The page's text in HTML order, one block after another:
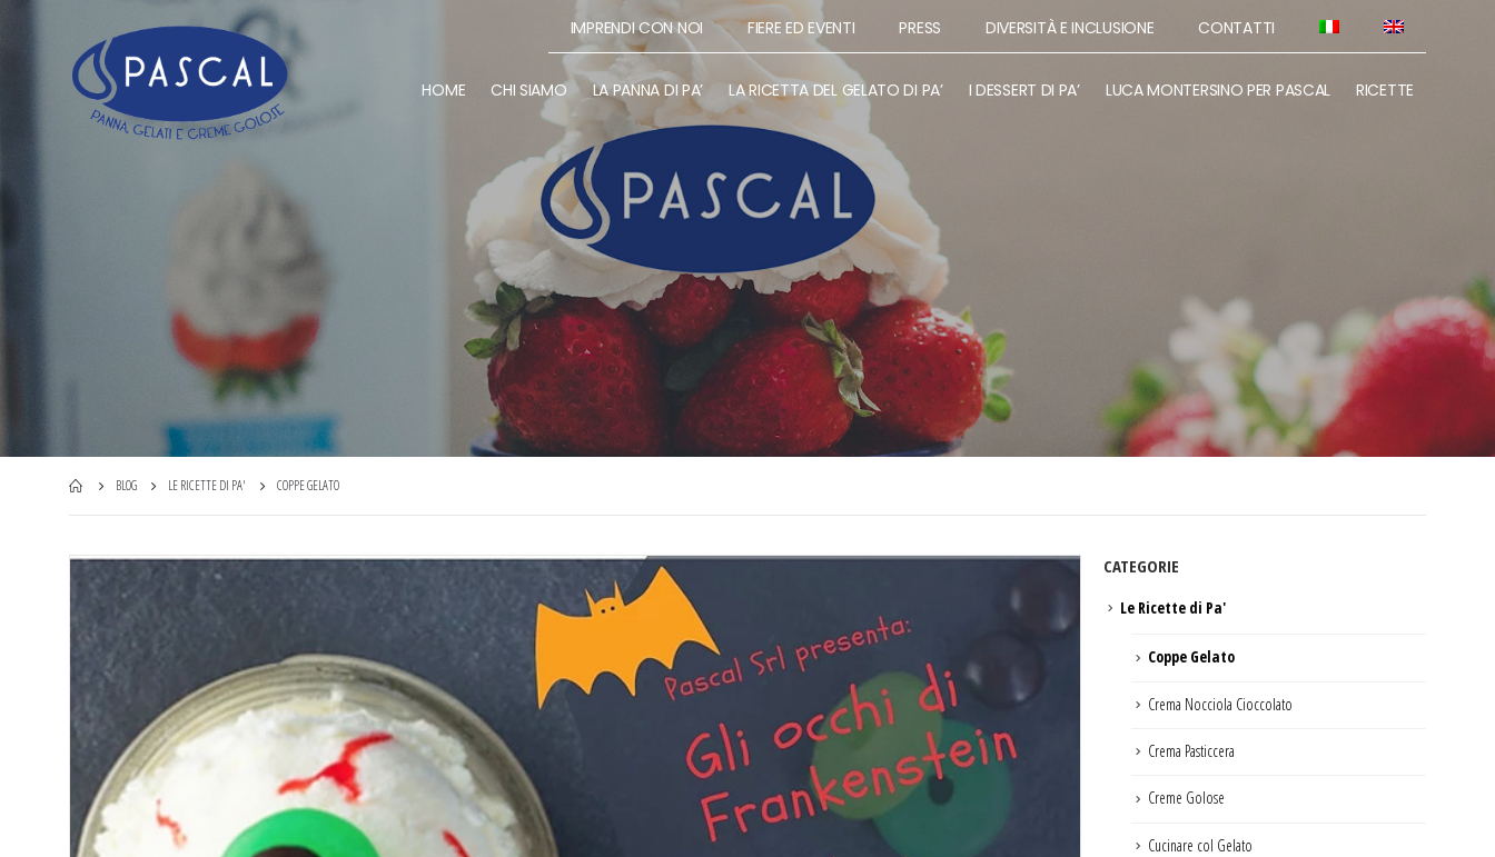
IMPRENDI CON NOI FIERE ED EVENTI PRESS DIVERSITÀ E INCLUSIONE CONTATTI
HOME CHI SIAMO LA PANNA DI PA’ LA RICETTA DEL GELATO DI PA’ I DESSERT DI PA’ LUCA MONTERSINO PER PASCAL RICETTE
BLOG LE RICETTE DI PA' COPPE GELATO
CATEGORIE
Le Ricette di Pa'
Coppe Gelato
Crema Nocciola Cioccolato
Crema Pasticcera
Creme Golose
Cucinare col Gelato